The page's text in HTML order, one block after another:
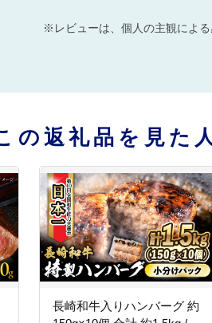
※レビューは、個人の主観による
の返礼品を見た
長崎和牛入りハンバーグ 約